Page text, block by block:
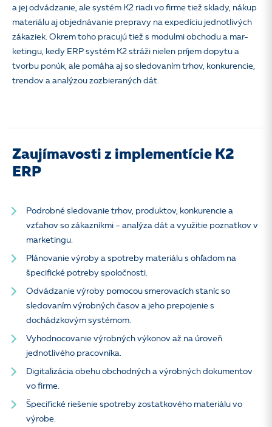
a jej odvádzanie, ale systém K2 riadi vo firme tiež sklady, nákup
materiálu aj objednávanie prepravy na expedíciu jednotlivých
zákaziek. Okrem toho pracujú tiež s modulmi obchodu a mar-
ketingu, kedy ERP systém K2 stráži nielen príjem dopytu a
tvorbu ponúk, ale pomáha aj so sledovaním trhov, konkurencie,
trendov a analýzou zozbieraných dát.
Zaujímavosti z implementície K2
ERP
Podrobné sledovanie trhov, produktov, konkurencie a
vzťahov so zákazníkmi – analýza dát a využitie poznatkov v
marketingu.
Plánovanie výroby a spotreby materiálu s ohľadom na
špecifické potreby spoločnosti.
Odvádzanie výroby pomocou smerovacích staníc so
sledovaním výrobných časov a jeho prepojenie s
dochádzkovým systémom.
Vyhodnocovanie výrobných výkonov až na úroveň
jednotlivého pracovníka.
Digitalizácia obehu obchodných a výrobných dokumentov
vo firme.
Špecifické riešenie spotreby zostatkového materiálu vo
výrobe.